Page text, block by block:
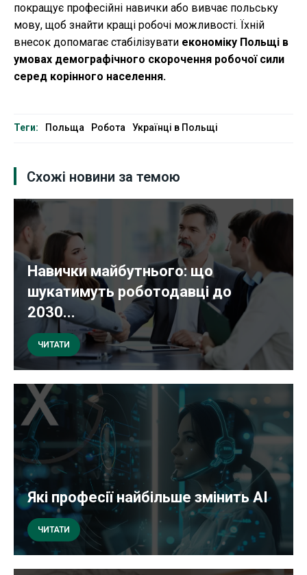
покращує професійні навички або вивчає польську
мову, щоб знайти кращі робочі можливості. Їхній
внесок допомагає стабілізувати економіку Польщі в
умовах демографічного скорочення робочої сили
серед корінного населення.
Теги: Польща Робота Українці в Польщі
Схожі новини за темою
Навички майбутнього: що
шукатимуть роботодавці до
2030...
ЧИТАТИ
Які професії найбільше змінить AI
ЧИТАТИ